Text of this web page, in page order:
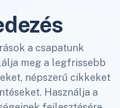
a csapatunk
meg a legfrissebb
népszerű cikkeket
Használja a